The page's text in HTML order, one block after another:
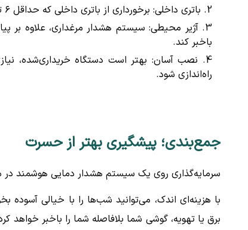
باتری داخلی: برخورداری از باتری داخلی که حداقل ۶ تا ۱۰ ساعت شارژدهی در زمان قطع برق داشته باشد.
آژیر محیطی: سیستم هشدار مرغداری، علاوه بر
باخبر کند.
نصب آسان: بهتر است دستگاه خریداری‌شده،
راه‌اندازی شود.
جمع‌بندی؛ پیشگیری بهتر از حسرت
سرمایه‌گذاری روی یک سیستم هشدار دمایی هوشمند در
با هزینه‌ای اندک، می‌توانید شب‌ها را با خیالی
برق یا تهویه، گوشی شما بلافاصله شما را باخبر خواهد